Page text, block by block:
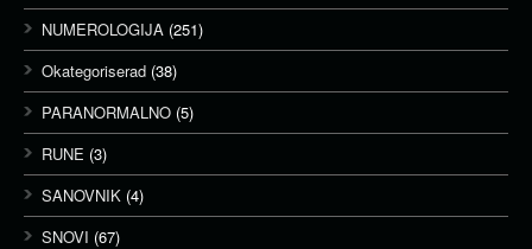
NUMEROLOGIJA (251)
Okategoriserad (38)
PARANORMALNO (5)
RUNE (3)
SANOVNIK (4)
SNOVI (67)